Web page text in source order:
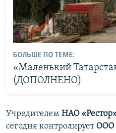
БОЛЬШЕ ПО ТЕМЕ:
«Маленький
(ДОПОЛНЕНО)
Учредителем НАО
сегодня контролирует ООО